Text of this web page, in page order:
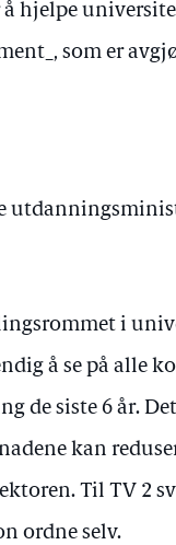
hjelpe
som er
i
å se på alle
de siste 6 år.
kan
Til TV 2
ordne selv.